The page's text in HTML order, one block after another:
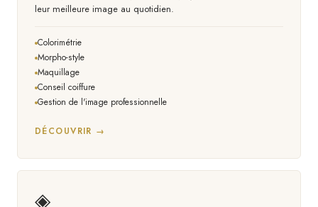
leur meilleure image au quotidien.
Colorimétrie
Morpho-style
Maquillage
Conseil coiffure
Gestion de l'image professionnelle
DÉCOUVRIR →
◈